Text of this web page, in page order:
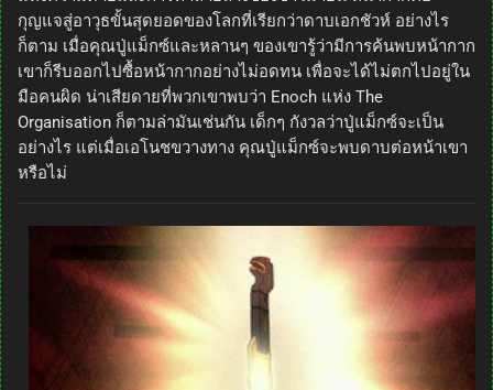
กุญแจสู่อาวุธขั้นสุดยอดของโลกที่เรียกว่าดาบเอกชัวห์ อย่างไร
ก็ตาม เมื่อคุณปู่แม็กซ์และหลานๆ ของเขารู้ว่ามีการค้นพบหน้ากาก
เขาก็รีบออกไปซื้อหน้ากากอย่างไม่อดทน เพื่อจะได้ไม่ตกไปอยู่ใน
มือคนผิด น่าเสียดายที่พวกเขาพบว่า Enoch แห่ง The
Organisation ก็ตามล่ามันเช่นกัน เด็กๆ กังวลว่าปู่แม็กซ์จะเป็น
อย่างไร แต่เมื่อเอโนชขวางทาง คุณปู่แม็กซ์จะพบดาบต่อหน้าเขา
หรือไม่